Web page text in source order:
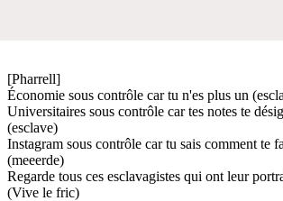
[Pharrell]
Économie sous contrôle car tu n'es plus un
Universitaires sous contrôle car tes notes te
(esclave)
Instagram sous contrôle car tu sais comment te
(meeerde)
Regarde tous ces esclavagistes qui ont leur
(Vive le fric)